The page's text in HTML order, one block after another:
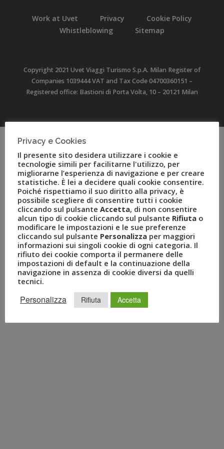
Work at Uvet Privacy
Cookie Policy
Whistleblowing
Sitemap
Copyright 2021 Uvet Viaggi Turismo S.p.A. Milan Register of
Companies 1039444 VAT and Tax Code 04700360151 –
Registered office: Bastioni di Porta Volta, 10 – 20121 Milan
Privacy e Cookies
Il presente sito desidera utilizzare i cookie e
tecnologie simili per facilitarne l'utilizzo, per
migliorarne l’esperienza di navigazione e per creare
statistiche. È lei a decidere quali cookie consentire.
Poiché rispettiamo il suo diritto alla privacy, è
possibile scegliere di consentire tutti i cookie
cliccando sul pulsante Accetta, di non consentire
alcun tipo di cookie cliccando sul pulsante Rifiuta o
modificare le impostazioni e le sue preferenze
cliccando sul pulsante Personalizza per maggiori
informazioni sui singoli cookie di ogni categoria. Il
rifiuto dei cookie comporta il permanere delle
impostazioni di default e la continuazione della
navigazione in assenza di cookie diversi da quelli
tecnici.
Personalizza Rifiuta Accetta